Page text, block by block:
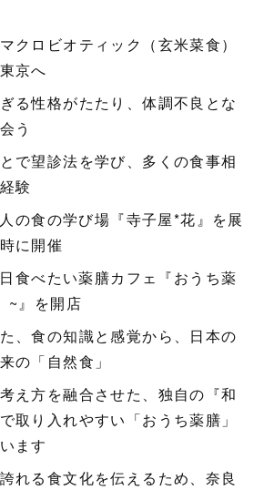
クロビオティック（玄米菜食）
京へ
る性格がたたり、体調不良とな
う
で望診法を学び、多くの食事相
験
の食の学び場『寺子屋*花』を展
に開催
食べたい薬膳カフェ『おうち薬
~』を開店
、食の知識と感覚から、日本の
の「自然食」
え方を融合させた、独自の『和
取り入れやすい「おうち薬膳」
ます
れる食文化を伝えるため、奈良